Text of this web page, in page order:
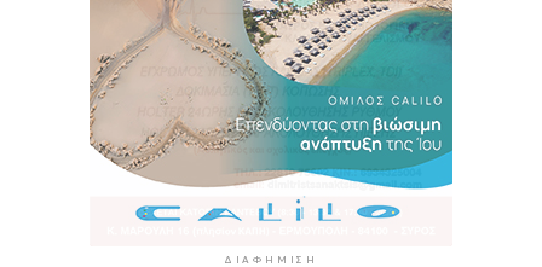
ΔΙΑΦΉΜΙΣΗ